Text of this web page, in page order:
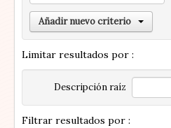
Añadir nuevo criterio
Limitar resultados por :
Descripción raíz
Filtrar resultados por :